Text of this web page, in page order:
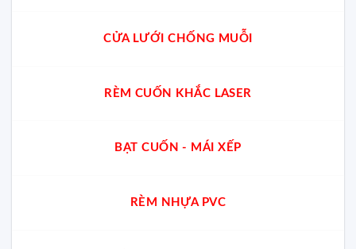
CỬA LƯỚI CHỐNG MUỖI
RÈM CUỐN KHẮC LASER
BẠT CUỐN - MÁI XẾP
RÈM NHỰA PVC